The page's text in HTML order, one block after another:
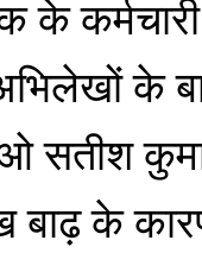
के
के
सतीश
बाढ़ के